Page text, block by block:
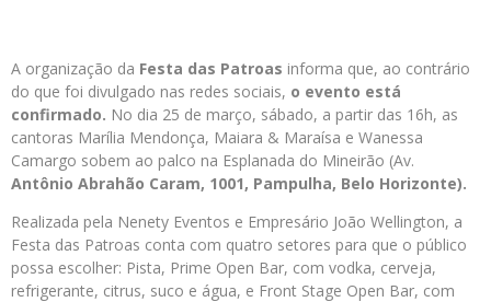
A organização da Festa das Patroas informa que, ao contrário
do que foi divulgado nas redes sociais, o evento está
confirmado. No dia 25 de março, sábado, a partir das 16h, as
cantoras Marília Mendonça, Maiara & Maraísa e Wanessa
Camargo sobem ao palco na Esplanada do Mineirão (Av.
Antônio Abrahão Caram, 1001, Pampulha, Belo Horizonte).
Realizada pela Nenety Eventos e Empresário João Wellington, a
Festa das Patroas conta com quatro setores para que o público
possa escolher: Pista, Prime Open Bar, com vodka, cerveja,
refrigerante, citrus, suco e água, e Front Stage Open Bar, com